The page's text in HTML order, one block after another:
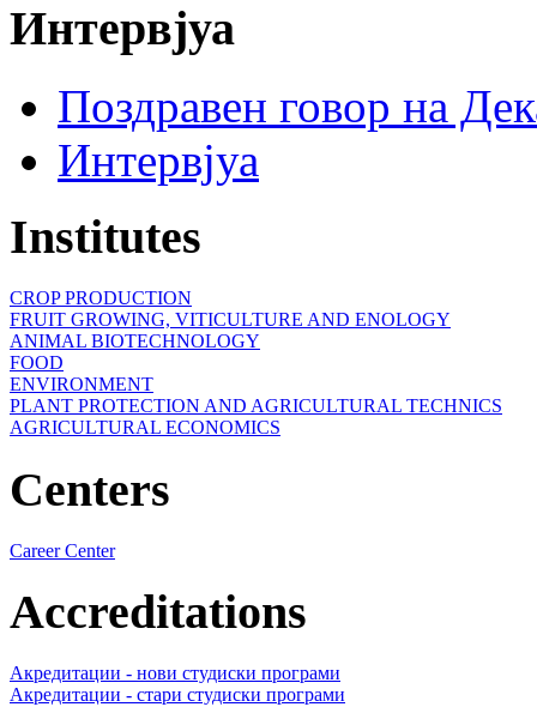
Интервјуа
Поздравен говор на
Интервјуа
Institutes
CROP PRODUCTION
FRUIT GROWING, VITICULTURE AND ENOLOGY
ANIMAL BIOTECHNOLOGY
FOOD
ENVIRONMENT
PLANT PROTECTION AND AGRICULTURAL TECHNICS
AGRICULTURAL ECONOMICS
Centers
Career Center
Accreditations
Акредитации - нови студиски програми
Акредитации - стари студиски програми